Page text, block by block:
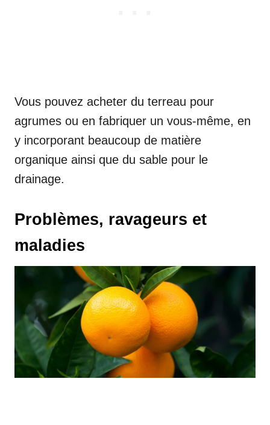
Vous pouvez acheter du terreau pour
agrumes ou en fabriquer un vous-même, en
y incorporant beaucoup de matière
organique ainsi que du sable pour le
drainage.
Problèmes, ravageurs et
maladies